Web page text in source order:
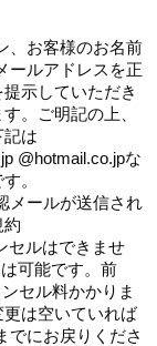
、お客様のお名前
ールアドレスを正
示していただき
。ご明記の上、
記は
@hotmail.co.jpな
。
メールが送信され
ルはできませ
可能です。前
セル料かかりま
は空いていれば
でにお戻りくださ